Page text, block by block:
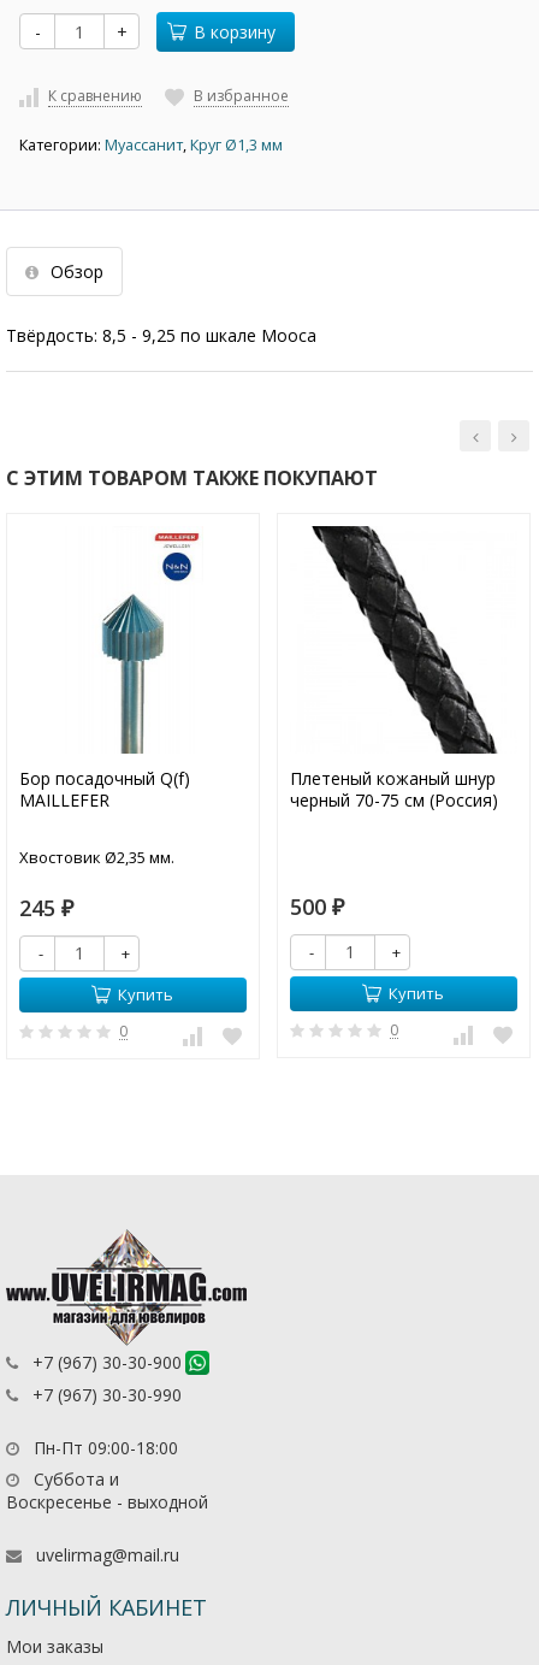
- + В корзину
К сравнению В избранное
Категории: Муассанит,Круг Ø1,3 мм
Обзор
Твёрдость: 8,5 - 9,25 по шкале Мооса
С ЭТИМ ТОВАРОМ ТАКЖЕ ПОКУПАЮТ
Бор посадочный Q(f)
MAILLEFER
Хвостовик Ø2,35 мм.
245 ₽
-
+
Купить
0
Плетеный кожаный шнур
черный 70-75 см (Россия)
500 ₽
-
+
Купить
0
+7 (967) 30-30-900
+7 (967) 30-30-990
Пн-Пт 09:00-18:00
Суббота и
Воскресенье - выходной
uvelirmag@mail.ru
ЛИЧНЫЙ КАБИНЕТ
Мои заказы